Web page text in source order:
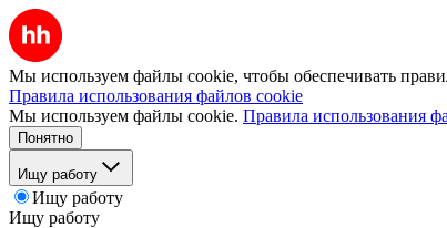
Мы используем файлы cookie, чтобы обеспечивать
Правила использования файлов cookie
Мы используем файлы cookie. Правила использования
Понятно
Ищу работу
Ищу работу
Ищу работу